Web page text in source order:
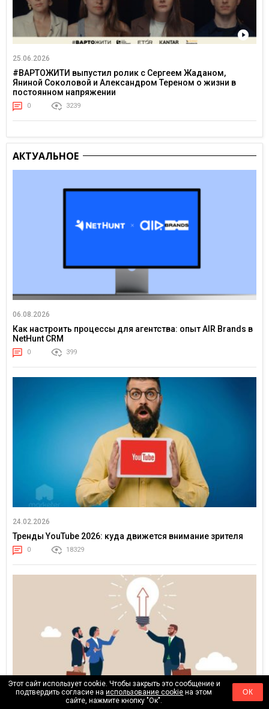
25.06.2026
#ВАРТОЖИТИ выпустил ролик с Сергеем Жаданом,
Яниной Соколовой и Александром Тереном о жизни в
постоянном напряжении
0 3239
АКТУАЛЬНОЕ
06.08.2026
Как настроить процессы для агентства: опыт AIR Brands в
NetHunt CRM
0 399
24.02.2026
Тренды YouTube 2026: куда движется внимание зрителя
0 18329
Этот сайт использует cookie. Чтобы закрыть это сообщение и
подтвердить согласие наиспользование cookie на этом
сайте, нажмите кнопку "Ок".
ОК